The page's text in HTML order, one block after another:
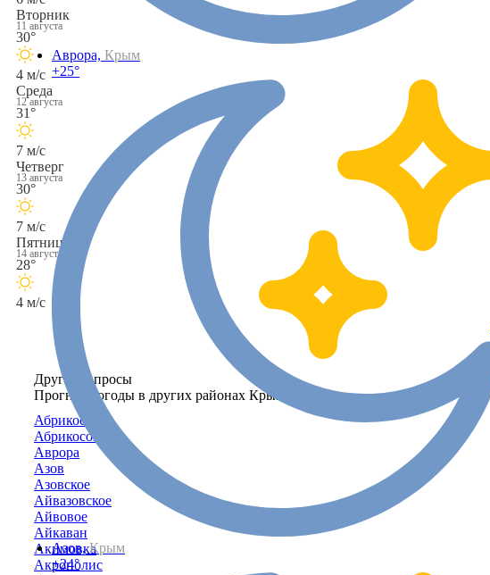
Аврора, Крым
+25°
Азов,Крым
+24°
Вторник
11 августа
30°
4 м/с
Среда
12 августа
31°
7 м/с
Четверг
13 августа
30°
7 м/с
Пятница
14 августа
28°
4 м/с
Другие запросы
Прогноз погоды в других районах Крыма
Абрикосовка
Абрикосово
Аврора
Азов
Азовское
Айвазовское
Айвовое
Айкаван
Акимовка
Акрополис